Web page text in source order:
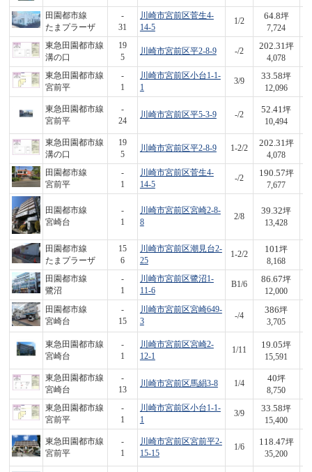
田園都市線
たまプラーザ
-
31
川崎市宮前区菅生4-
14-5
1/2
64.8坪
7,724
東急田園都市線
溝の口
19
5
川崎市宮前区平2-8-9 -/2
202.31 坪
4,078
東急田園都市線
宮前平
-
1
川崎市宮前区小台1-1-
1
3/9
33.58坪
12,096
東急田園都市線
宮前平
-
24
川崎市宮前区平5-3-9 -/2
52.41坪
10,494
東急田園都市線
溝の口
19
5
川崎市宮前区平2-8-9 1-2/2
202.31 坪
4,078
田園都市線
宮前平
-
1
川崎市宮前区菅生4-
14-5
-/2
190.57坪
7,677
田園都市線
宮崎台
-
1
川崎市宮前区宮崎2-8-
8
2/8
39.32坪
13,428
田園都市線
たまプラーザ
15
6
川崎市宮前区潮見台2-
25
1-2/2
101坪
8,168
田園都市線
鷺沼
-
1
川崎市宮前区鷺沼1-
11-6
B1/6
86.67坪
12,000
田園都市線
宮崎台
-
15
川崎市宮前区宮崎649-
3
-/4
386坪
3,705
東急田園都市線
宮崎台
-
1
川崎市宮前区宮崎2-
12-1
1/11
19.05坪
15,591
東急田園都市線
宮崎台
-
13
川崎市宮前区馬絹3-8 1/4
40坪
8,750
東急田園都市線
宮前平
-
1
川崎市宮前区小台1-1-
1
3/9
33.58坪
15,400
東急田園都市線
宮前平
-
1
川崎市宮前区宮前平2-
15-15
1/6
118.47坪
35,200